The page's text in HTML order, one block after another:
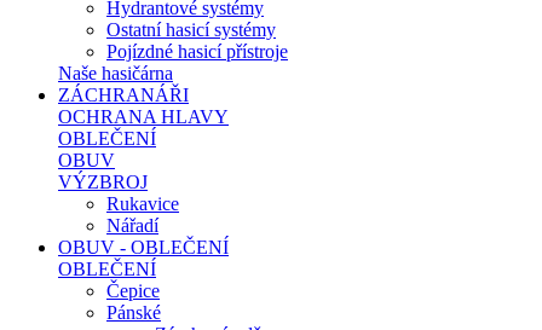
Hydrantové systémy
Ostatní hasicí systémy
Pojízdné hasicí přístroje
Naše hasičárna
ZÁCHRANÁŘI
OCHRANA HLAVY
OBLEČENÍ
OBUV
VÝZBROJ
Rukavice
Nářadí
OBUV - OBLEČENÍ
OBLEČENÍ
Čepice
Pánské